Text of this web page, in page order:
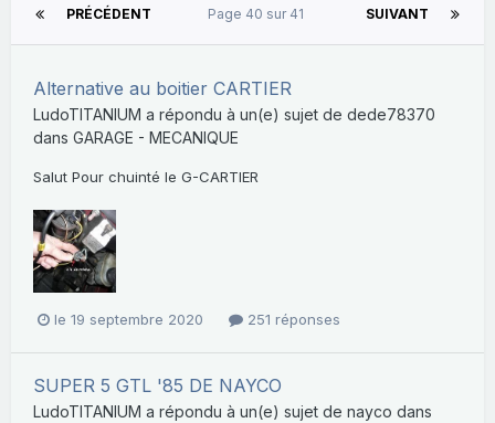
PRÉCÉDENT SUIVANT
Page 40 sur 41
Alternative au boitier CARTIER
LudoTITANIUM a répondu à un(e) sujet de dede78370
dans GARAGE - MECANIQUE
Salut Pour chuinté le G-CARTIER
le 19 septembre 2020 251 réponses
SUPER 5 GTL '85 DE NAYCO
LudoTITANIUM a répondu à un(e) sujet de nayco dans